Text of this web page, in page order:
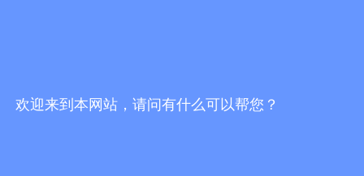
欢迎来到本网站，请问有什么可以帮您？